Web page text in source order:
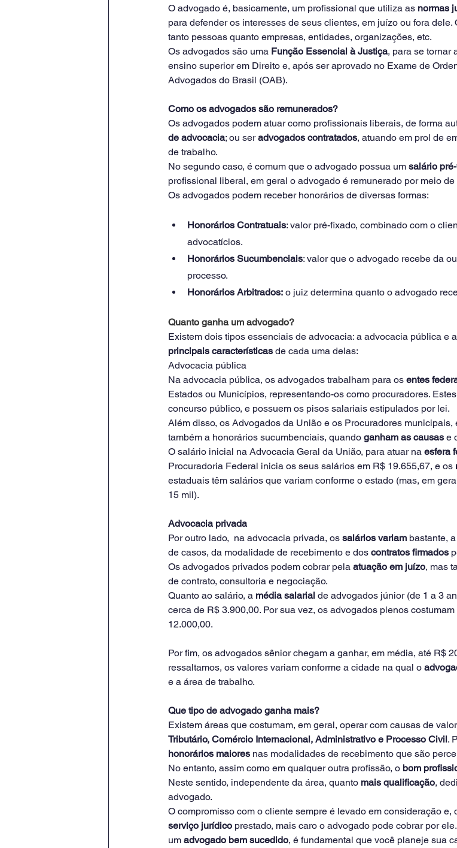
O advogado é, basicamente, um profissional que utiliza as normas
para defender os interesses de seus clientes, em juízo ou fora
tanto pessoas quanto empresas, entidades, organizações, etc.
Os advogados são uma Função Essencial à Justiça, para se tornar
ensino superior em Direito e, após ser aprovado no Exame de
Advogados do Brasil (OAB).
Como os advogados são remunerados?
Os advogados podem atuar como profissionais liberais, de forma
de advocacia; ou ser advogados contratados, atuando em prol de
de trabalho.
No segundo caso, é comum que o advogado possua um salário
profissional liberal, em geral o advogado é remunerado por meio de
Os advogados podem receber honorários de diversas formas:
Honorários Contratuais: valor pré-fixado, combinado com o
advocatícios.
Honorários Sucumbenciais: valor que o advogado recebe da
processo.
Honorários Arbitrados: o juiz determina quanto o advogado
Quanto ganha um advogado?
Existem dois tipos essenciais de advocacia: a advocacia pública e
principais características de cada uma delas:
Advocacia pública
Na advocacia pública, os advogados trabalham para os entes
Estados ou Municípios, representando-os como procuradores.
concurso público, e possuem os pisos salariais estipulados por lei.
Além disso, os Advogados da União e os Procuradores
também a honorários sucumbenciais, quando ganham as causas e
O salário inicial na Advocacia Geral da União, para atuar na esfera
Procuradoria Federal inicia os seus salários em R$ 19.655,67, e os
estaduais têm salários que variam conforme o estado (mas, em
15 mil).
Advocacia privada
Por outro lado,  na advocacia privada, os salários variam bastante,
de casos, da modalidade de recebimento e dos contratos firmados
Os advogados privados podem cobrar pela atuação em juízo, mas
de contrato, consultoria e negociação.
Quanto ao salário, a média salarial de advogados júnior (de 1 a 3
cerca de R$ 3.900,00. Por sua vez, os advogados plenos
12.000,00.
Por fim, os advogados sênior chegam a ganhar, em média, até R$
ressaltamos, os valores variam conforme a cidade na qual o
e a área de trabalho.
Que tipo de advogado ganha mais?
Existem áreas que costumam, em geral, operar com causas de
Tributário, Comércio Internacional, Administrativo e Processo Civil.
honorários maiores nas modalidades de recebimento que são
No entanto, assim como em qualquer outra profissão, o bom
Neste sentido, independente da área, quanto mais qualificação,
advogado.
O compromisso com o cliente sempre é levado em consideração
serviço jurídico prestado, mais caro o advogado pode cobrar por
um advogado bem sucedido, é fundamental que você planeje sua